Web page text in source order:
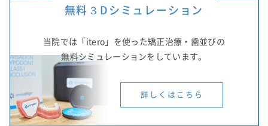
無料３Dシミュレーション
当院では「itero」を使った矯正治療・歯並びの
無料シミュレーションをしています。
詳しくはこちら